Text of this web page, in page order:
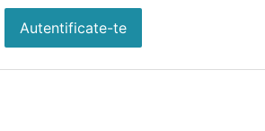
Autentificate-te